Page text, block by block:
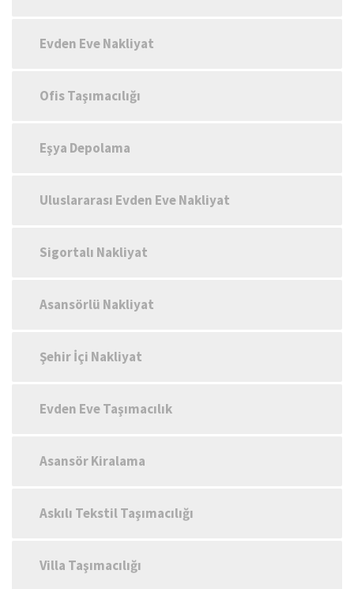
Evden Eve Nakliyat
Ofis Taşımacılığı
Eşya Depolama
Uluslararası Evden Eve Nakliyat
Sigortalı Nakliyat
Asansörlü Nakliyat
Şehir İçi Nakliyat
Evden Eve Taşımacılık
Asansör Kiralama
Askılı Tekstil Taşımacılığı
Villa Taşımacılığı